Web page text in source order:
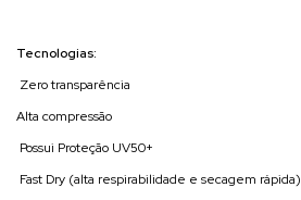
Tecnologias:
Zero transparência
Alta compressão
Possui Proteção UV50+
Fast Dry (alta respirabilidade e secagem rápida)